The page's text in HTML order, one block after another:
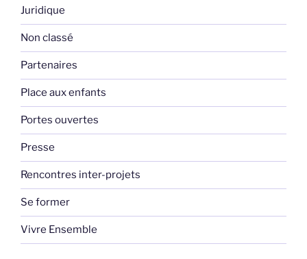
Juridique
Non classé
Partenaires
Place aux enfants
Portes ouvertes
Presse
Rencontres inter-projets
Se former
Vivre Ensemble